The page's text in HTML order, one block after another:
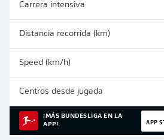
Carrera intensiva
Distancia recorrida (km)
Speed (km/h)
Centros desde jugada
¡MÁS BUNDESLIGA EN LA
APP!
APP